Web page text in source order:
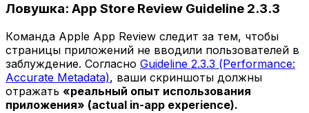
Ловушка: App Store Review Guideline 2.3.3
Команда Apple App Review следит за тем, чтобы
страницы приложений не вводили пользователей в
заблуждение. Согласно Guideline 2.3.3 (Performance:
Accurate Metadata), ваши скриншоты должны
отражать «реальный опыт использования
приложения» (actual in-app experience).